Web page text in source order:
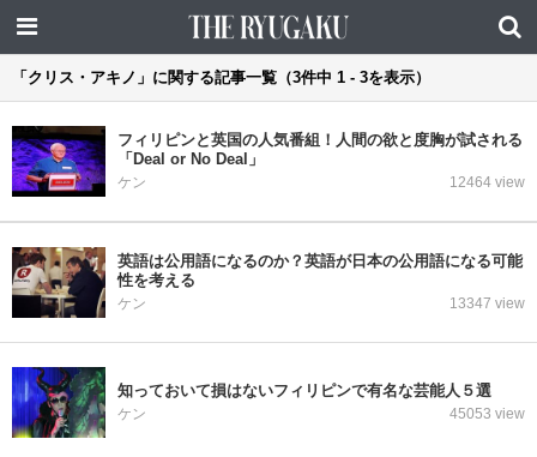
「クリス・アキノ」に関する記事一覧（3件中 1 - 3を表示）
フィリピンと英国の人気番組！人間の欲と度胸が試される
「Deal or No Deal」
ケン 12464 view
英語は公用語になるのか？英語が日本の公用語になる可能
性を考える
ケン 13347 view
知っておいて損はないフィリピンで有名な芸能人５選
ケン 45053 view